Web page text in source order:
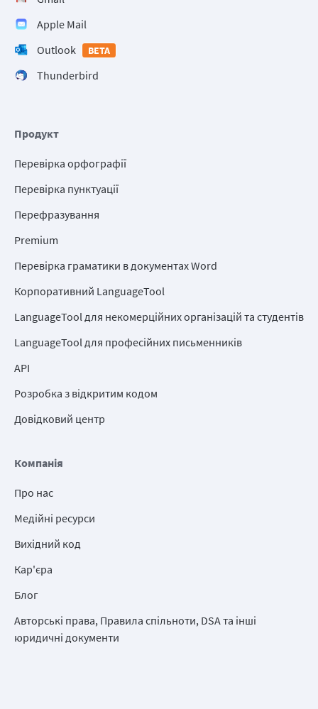
Apple Mail
Outlook
BETA
Thunderbird
Продукт
Перевірка орфографії
Перевірка пунктуації
Перефразування
Premium
Перевірка граматики в документах Word
Корпоративний LanguageTool
LanguageTool для некомерційних організацій та студентів
LanguageTool для професійних письменників
API
Розробка з відкритим кодом
Довідковий центр
Компанія
Про нас
Медійні ресурси
Вихідний код
Кар'єра
Блог
Авторські права, Правила спільноти, DSA та інші
юридичні документи